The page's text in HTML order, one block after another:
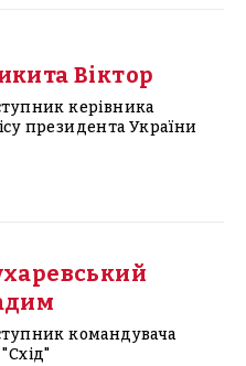
Віктор
керівника
президента України
командувача